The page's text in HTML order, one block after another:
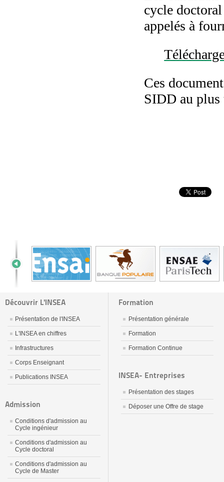
cycle
appelés à
Ces
SIDD au
Découvrir L'INSEA
Présentation de l'INSEA
L'INSEA en chiffres
Infrastructures
Corps Enseignant
Publications INSEA
Admission
Conditions d'admission au
Cycle ingénieur
Conditions d'admission au
Cycle doctoral
Conditions d'admission au
Cycle de Master
Formation
Présentation générale
Formation
Formation Continue
INSEA- Entreprises
Présentation des stages
Déposer une Offre de stage